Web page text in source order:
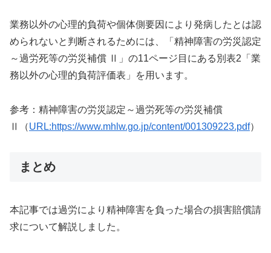
業務以外の⼼理的負荷や個体側要因により発病したとは認
められないと判断されるためには、「精神障害の労災認定
～過労死等の労災補償 Ⅱ」の11ページ目にある別表2「業
務以外の⼼理的負荷評価表」を⽤います。
参考：精神障害の労災認定～過労死等の労災補償
Ⅱ（URL:https://www.mhlw.go.jp/content/001309223.pdf）
まとめ
本記事では過労により精神障害を負った場合の損害賠償請
求について解説しました。